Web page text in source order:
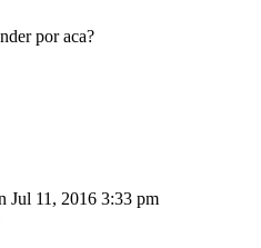
por aca?
Jul 11, 2016 3:33 pm